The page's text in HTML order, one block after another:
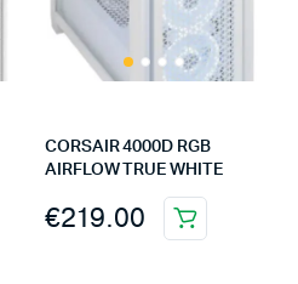
CORSAIR 4000D RGB
AIRFLOW TRUE WHITE
€219.00